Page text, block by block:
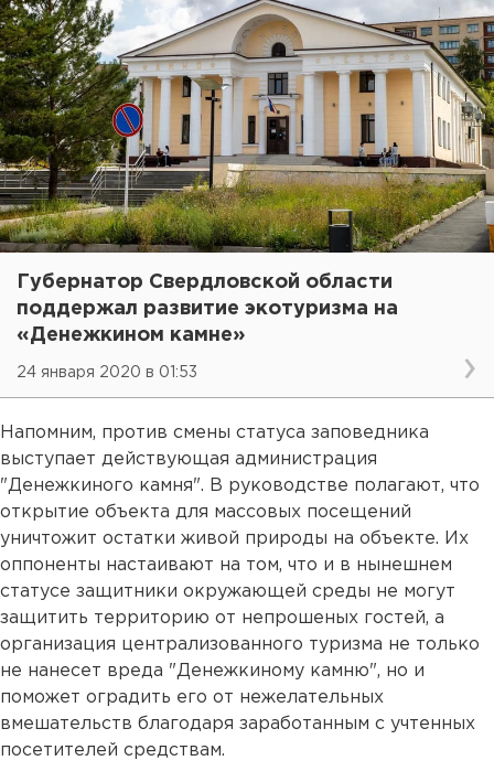
Губернатор Свердловской области
поддержал развитие экотуризма на
«Денежкином камне»
24 января 2020 в 01:53
Напомним, против смены статуса заповедника
выступает действующая администрация
"Денежкиного камня". В руководстве полагают, что
открытие объекта для массовых посещений
уничтожит остатки живой природы на объекте. Их
оппоненты настаивают на том, что и в нынешнем
статусе защитники окружающей среды не могут
защитить территорию от непрошеных гостей, а
организация централизованного туризма не только
не нанесет вреда "Денежкиному камню", но и
поможет оградить его от нежелательных
вмешательств благодаря заработанным с учтенных
посетителей средствам.